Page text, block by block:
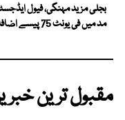
بجلی مزید مہنگی، فیول
مد میں فی یونٹ 75 پیسے اضافہ
مقبول ترین